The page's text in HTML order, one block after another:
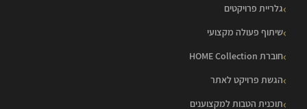
גלריית פרויקטים
שיתוף פעולה מקצועי
חוברת HOME Collection
הגשת פרויקט לאתר
תוכנית הטבות למקצוענים